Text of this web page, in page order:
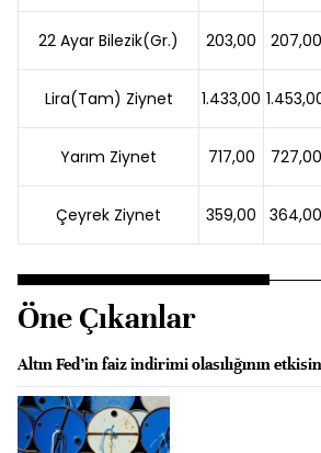
22 Ayar Bilezik(Gr.) 203,00 207,00
Lira(Tam) Ziynet 1.433,00
Yarım Ziynet 717,00 727,00
Çeyrek Ziynet 359,00 364,00
Öne Çıkanlar
Altın Fed’in faiz indirimi olasılığının